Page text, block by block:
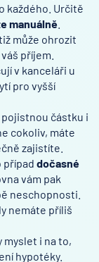
každého. Určitě
manuálně
může ohrozit
příjem.
v kanceláři u
pro vyšší
částku i
cokoliv, máte
zajistíte.
případ dočasné
vám pak
neschopnosti.
nemáte příliš
myslet i na to,
hypotéky.